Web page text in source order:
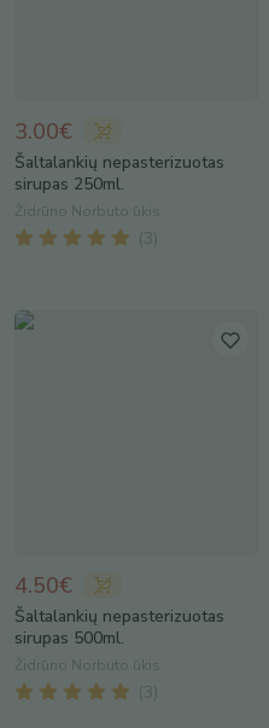
3.00€
Šaltalankių nepasterizuotas
sirupas 250ml.
Židrūno Norbuto ūkis
( 3
4.50€
Šaltalankių nepasterizuotas
sirupas 500ml.
Židrūno Norbuto ūkis
( 3